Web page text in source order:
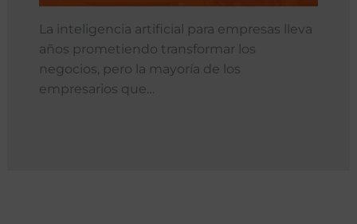
La inteligencia artificial para empresas lleva
años prometiendo transformar los
negocios, pero la mayoría de los
empresarios que…